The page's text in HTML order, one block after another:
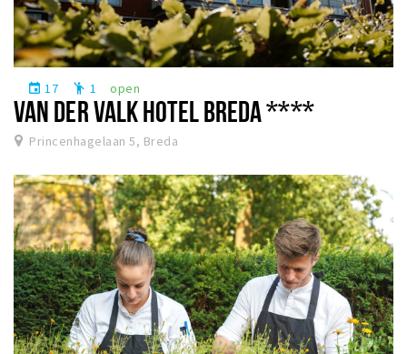
event 17 emoji_people 1 open
VAN DER VALK HOTEL BREDA ****
Princenhagelaan 5, Breda